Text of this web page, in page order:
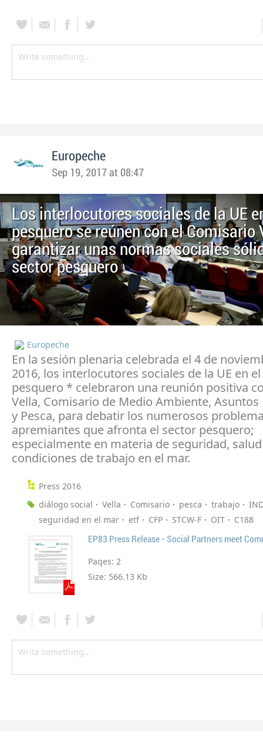
Europeche
Sep 19, 2017 at 08:47
Los interlocutores sociales de la UE
pesquero se reúnen con el Comisario
garantizar unas normas sociales
sector pesquero
Europeche
En la sesión plenaria celebrada el 4 de
2016, los interlocutores sociales de la UE en
pesquero * celebraron una reunión positiva
Vella, Comisario de Medio Ambiente,
y Pesca, para debatir los numerosos
apremiantes que afronta el sector pesquero;
especialmente en materia de seguridad,
condiciones de trabajo en el mar.
Press 2016
diálogo social
Vella Comisario pesca trabajo
seguridad en el mar
etf CFP STCW-F OIT C188
EP83 Press Release - Social Partners meet
Pages: 2
Size: 566.13 Kb